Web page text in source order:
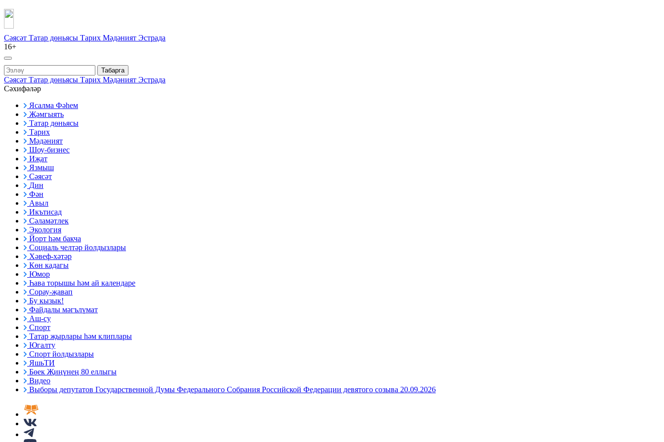
Сәясәт Татар дөньясы Тарих Мәдәният Эстрада
16+
Табарга
Сәясәт Татар дөньясы Тарих Мәдәният Эстрада
Сәхифәләр
Ясалма Фәһем
Җәмгыять
Татар дөньясы
Тарих
Мәдәният
Шоу-бизнес
Иҗат
Язмыш
Сәясәт
Дин
Фән
Авыл
Икътисад
Сәламәтлек
Экология
Йорт һәм бакча
Социаль челтәр йолдызлары
Хәвеф-хәтәр
Көн кадагы
Юмор
Һава торышы һәм ай календаре
Сорау-җавап
Бу кызык!
Файдалы мәгълүмат
Аш-су
Спорт
Татар җырлары һәм клиплары
Югалту
Спорт йолдызлары
ЯшьТИ
Бөек Җиңүнең 80 еллыгы
Видео
Выборы депутатов Государственной Думы Федерального Собрания Российской Федерации девятого созыва 20.09.2026